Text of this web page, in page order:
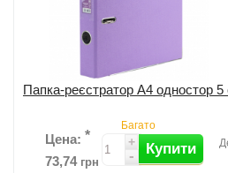
Папка-реєстратор А4 одностор
Цена: *
73,74 грн
Багато
+
- Купити